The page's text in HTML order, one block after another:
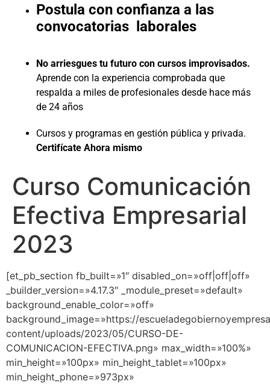
Postula con confianza a las
convocatorias laborales
No arriesgues tu futuro con cursos improvisados.
Aprende con la experiencia comprobada que
respalda a miles de profesionales desde hace más
de 24 años
Cursos y programas en gestión pública y privada.
Certifícate Ahora mismo
Curso Comunicación
Efectiva Empresarial
2023
[et_pb_section fb_built=»1″ disabled_on=»off|off|off»
_builder_version=»4.17.3″ _module_preset=»default»
background_enable_color=»off»
background_image=»https://
content/uploads/2023/05/CURSO-DE-
COMUNICACION-EFECTIVA.png» max_width=»100%»
min_height=»100px» min_height_tablet=»100px»
min_height_phone=»973px»